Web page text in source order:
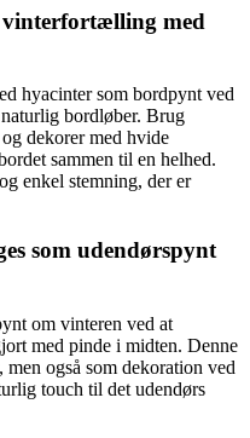
med
hyacinter som bordpynt ved
bordløber. Brug
dekorer med hvide
sammen til en helhed.
enkel stemning, der er
som udendørspynt
om vinteren ved at
med pinde i midten. Denne
også som dekoration ved
touch til det udendørs